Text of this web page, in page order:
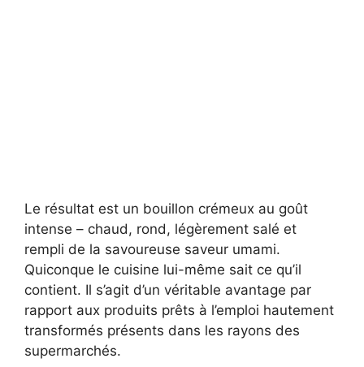
Le résultat est un bouillon crémeux au goût
intense – chaud, rond, légèrement salé et
rempli de la savoureuse saveur umami.
Quiconque le cuisine lui-même sait ce qu’il
contient. Il s’agit d’un véritable avantage par
rapport aux produits prêts à l’emploi hautement
transformés présents dans les rayons des
supermarchés.